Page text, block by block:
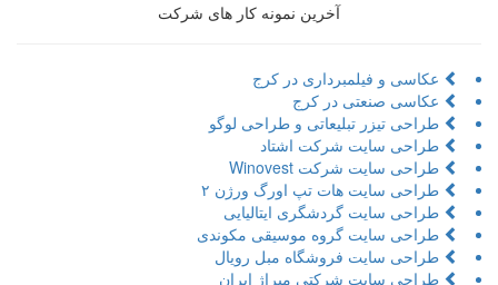
آخرین نمونه کار های شرکت
عکاسی و فیلمبرداری در کرج
عکاسی صنعتی در کرج
طراحی تیزر تبلیعاتی و طراحی لوگو
طراحی سایت شرکت اشتاد
طراحی سایت شرکت Winovest
طراحی سایت هات تپ اورگ ورژن ۲
طراحی سایت گردشگری ایتالیایی
طراحی سایت گروه موسیقی مکوندی
طراحی سایت فروشگاه مبل رویال
طراحی سایت شرکتی میراژ ایران